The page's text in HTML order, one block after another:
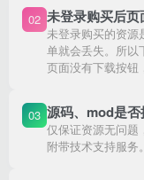
02 未登录购买后页
未登录购买的资源
单就会丢失。所以
页面没有下载按钮
03 源码、mod是
仅保证资源无问题
附带技术支持服务。